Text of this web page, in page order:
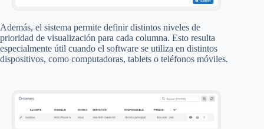
Además, el sistema permite definir distintos niveles de
prioridad de visualización para cada columna. Esto resulta
especialmente útil cuando el software se utiliza en distintos
dispositivos, como computadoras, tablets o teléfonos móviles.